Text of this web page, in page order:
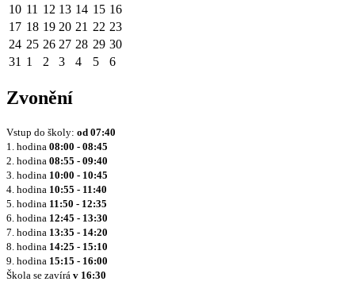
10 11 12 13 14 15 16
17 18 19 20 21 22 23
24 25 26 27 28 29 30
31 1 2 3 4 5 6
Zvonění
Vstup do školy: od 07:40
1. hodina 08:00 - 08:45
2. hodina 08:55 - 09:40
3. hodina 10:00 - 10:45
4. hodina 10:55 - 11:40
5. hodina 11:50 - 12:35
6. hodina 12:45 - 13:30
7. hodina 13:35 - 14:20
8. hodina 14:25 - 15:10
9. hodina 15:15 - 16:00
Škola se zavírá v 16:30